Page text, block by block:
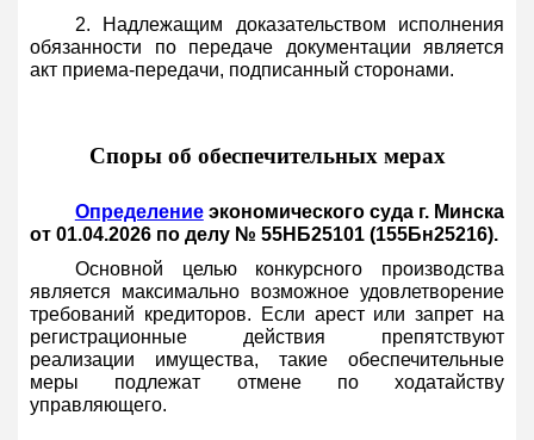
2. Надлежащим доказательством исполнения
обязанности по передаче документации является
акт приема-передачи, подписанный сторонами.
Споры об обеспечительных мерах
Определениеэкономического суда г. Минска
от 01.04.2026 по делу № 55НБ25101 (155Бн25216).
Основной целью конкурсного производства
является максимально возможное удовлетворение
требований кредиторов. Если арест или запрет на
регистрационные действия препятствуют
реализации имущества, такие обеспечительные
меры подлежат отмене по ходатайству
управляющего.